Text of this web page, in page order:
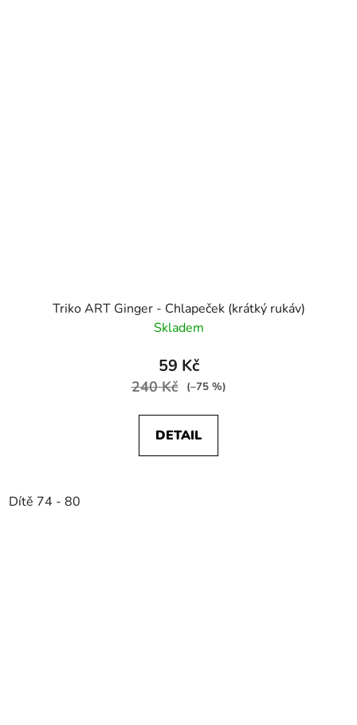
Triko ART Ginger - Chlapeček (krátký rukáv)
Skladem
59 Kč
240 Kč (–75 %)
DETAIL
Dítě 74 - 80